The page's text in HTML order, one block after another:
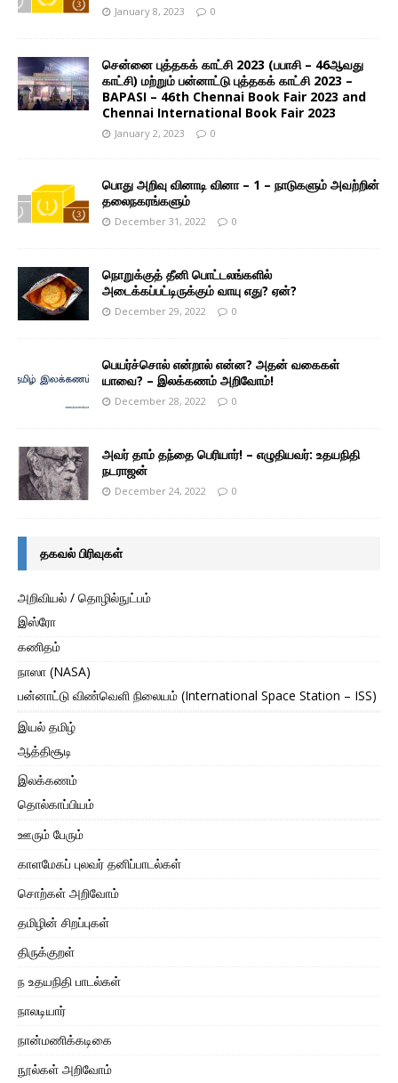
January 8, 2023 0
சென்னை புத்தகக் காட்சி 2023 (பபாசி – 46ஆவது
காட்சி) மற்றும் பன்னாட்டு புத்தகக் காட்சி 2023 –
BAPASI – 46th Chennai Book Fair 2023 and
Chennai International Book Fair 2023
January 2, 2023 0
பொது அறிவு வினாடி வினா – 1 – நாடுகளும் அவற்றின்
தலைநகரங்களும்
December 31, 2022 0
நொறுக்குத் தீனி பொட்டலங்களில்
அடைக்கப்பட்டிருக்கும் வாயு எது? ஏன்?
December 29, 2022 0
பெயர்ச்சொல் என்றால் என்ன? அதன் வகைகள்
யாவை? – இலக்கணம் அறிவோம்!
December 28, 2022 0
அவர் தாம் தந்தை பெரியார்! – எழுதியவர்: உதயநிதி
நடராஜன்
December 24, 2022 0
தகவல் பிரிவுகள்
அறிவியல் / தொழில்நுட்பம்
இஸ்ரோ
கணிதம்
நாஸா (NASA)
பன்னாட்டு விண்வெளி நிலையம் (International Space Station – ISS)
இயல் தமிழ்
ஆத்திசூடி
இலக்கணம்
தொல்காப்பியம்
ஊரும் பேரும்
காளமேகப் புலவர் தனிப்பாடல்கள்
சொற்கள் அறிவோம்
தமிழின் சிறப்புகள்
திருக்குறள்
ந உதயநிதி பாடல்கள்
நாலடியார்
நான்மணிக்கடிகை
நூல்கள் அறிவோம்